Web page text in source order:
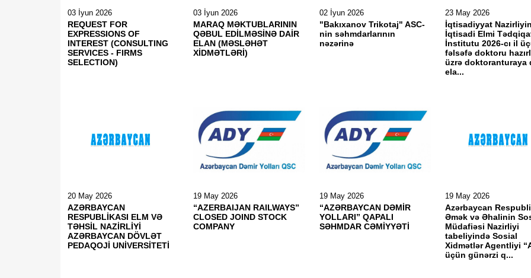
03 İyun 2026
REQUEST FOR
EXPRESSIONS OF
INTEREST (CONSULTING
SERVICES - FIRMS
SELECTION)
03 İyun 2026
MARAQ MƏKTUBLARININ
QƏBUL EDİLMƏSİNƏ DAİR
ELAN (MƏSLƏHƏT
XİDMƏTLƏRİ)
02 İyun 2026
"Bakıxanov Trikotaj" ASC-
nin səhmdarlarının
nəzərinə
23 May 2026
İqtisadiyyat
İqtisadi Elmi
İnstitutu 2026-cı il
fəlsəfə doktoru
üzrə doktoranturaya
ela...
20 May 2026
AZƏRBAYCAN
RESPUBLİKASI ELM VƏ
TƏHSİL NAZİRLİYİ
AZƏRBAYCAN DÖVLƏT
PEDAQOJİ UNİVERSİTETİ
19 May 2026
“AZERBAIJAN RAILWAYS”
CLOSED JOIND STOCK
COMPANY
19 May 2026
“AZƏRBAYCAN DƏMİR
YOLLARI” QAPALI
SƏHMDAR CƏMİYYƏTİ
19 May 2026
Azərbaycan
Əmək və Əhalinin
Müdafiəsi Nazirliyi
tabeliyində Sosial
Xidmətlər Agentliyi
üçün günərzi q...